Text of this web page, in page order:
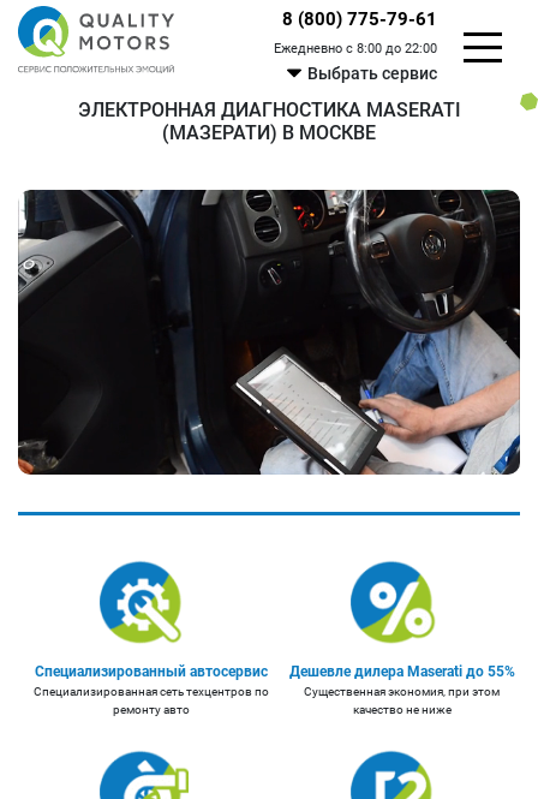
8 (800) 775-79-61
Ежедневно с 8:00 до 22:00
Выбрать сервис
ЭЛЕКТРОННАЯ ДИАГНОСТИКА MASERATI
(МАЗЕРАТИ) В МОСКВЕ
Специализированный автосервис
Специализированная сеть техцентров по
ремонту авто
Дешевле дилера Maserati до 55%
Существенная экономия, при этом
качество не ниже